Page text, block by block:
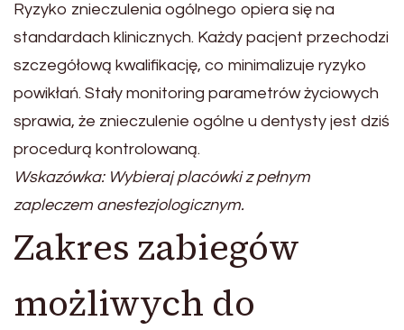
Ryzyko znieczulenia ogólnego opiera się na
standardach klinicznych. Każdy pacjent przechodzi
szczegółową kwalifikację, co minimalizuje ryzyko
powikłań. Stały monitoring parametrów życiowych
sprawia, że znieczulenie ogólne u dentysty jest dziś
procedurą kontrolowaną.
Wskazówka: Wybieraj placówki z pełnym
zapleczem anestezjologicznym.
Zakres zabiegów
możliwych do